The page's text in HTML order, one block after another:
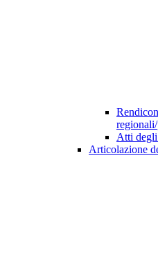
Atti
Articolazione